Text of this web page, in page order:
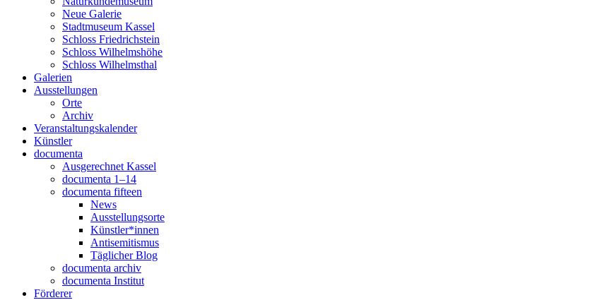
Neue Galerie
Stadtmuseum Kassel
Schloss Friedrichstein
Schloss Wilhelmshöhe
Schloss Wilhelmsthal
Galerien
Ausstellungen
Orte
Archiv
Veranstaltungskalender
Künstler
documenta
Ausgerechnet Kassel
documenta 1–14
documenta fifteen
News
Ausstellungsorte
Künstler*innen
Antisemitismus
Täglicher Blog
documenta archiv
documenta Institut
Förderer